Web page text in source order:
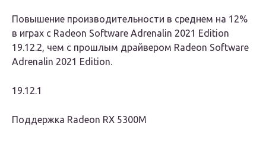
Повышение производительности в среднем на 12%
в играх с Radeon Software Adrenalin 2021 Edition
19.12.2, чем с прошлым драйвером Radeon Software
Adrenalin 2021 Edition.
19.12.1
Поддержка Radeon RX 5300M